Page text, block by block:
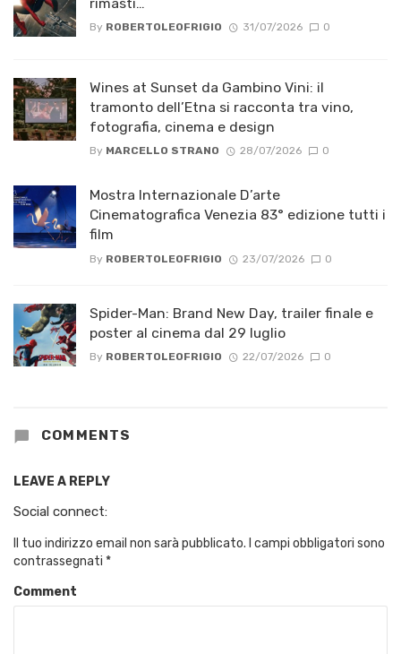
By ROBERTOLEOFRIGIO 31/07/2026 0
Wines at Sunset da Gambino Vini: il
tramonto dell’Etna si racconta tra vino,
fotografia, cinema e design
By MARCELLO STRANO 28/07/2026 0
Mostra Internazionale D’arte
Cinematografica Venezia 83° edizione tutti i
film
By ROBERTOLEOFRIGIO 23/07/2026 0
Spider-Man: Brand New Day, trailer finale e
poster al cinema dal 29 luglio
By ROBERTOLEOFRIGIO 22/07/2026 0
COMMENTS
LEAVE A REPLY
Social connect:
Il tuo indirizzo email non sarà pubblicato. I campi obbligatori sono
contrassegnati *
Comment